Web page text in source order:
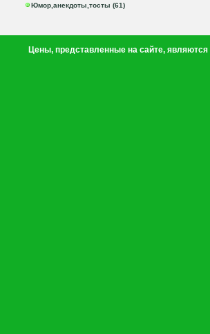
Юмор,анекдоты,тосты (61)
Цены, представленные на сайте,